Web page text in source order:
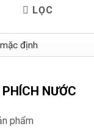
LỌC
PHÍCH NƯỚC
phẩm